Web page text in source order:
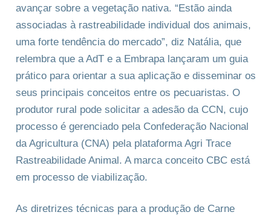
avançar sobre a vegetação nativa. “Estão ainda
associadas à rastreabilidade individual dos animais,
uma forte tendência do mercado”, diz Natália, que
relembra que a AdT e a Embrapa lançaram um guia
prático para orientar a sua aplicação e disseminar os
seus principais conceitos entre os pecuaristas. O
produtor rural pode solicitar a adesão da CCN, cujo
processo é gerenciado pela Confederação Nacional
da Agricultura (CNA) pela plataforma Agri Trace
Rastreabilidade Animal. A marca conceito CBC está
em processo de viabilização.
As diretrizes técnicas para a produção de Carne